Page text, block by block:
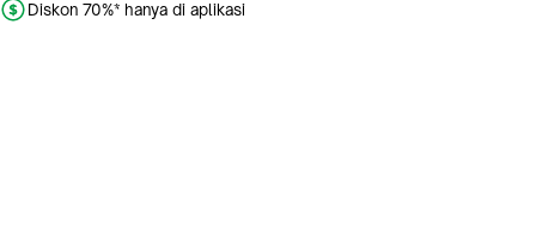
Diskon 70%* hanya di aplikasi